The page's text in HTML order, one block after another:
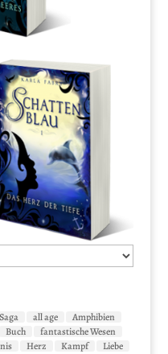
all age
Amphibien
Buch
fantastische Wesen
Herz Kampf Liebe